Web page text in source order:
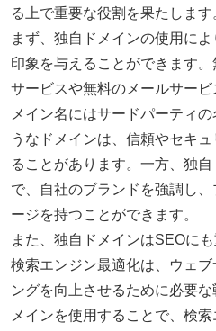
る上で重要な役割を果たします
まず、独自ドメインの使用に
印象を与えることができます
サービスや無料のメールサー
メイン名にはサードパーティ
うなドメインは、信頼やセキ
ることがあります。一方、独
で、自社のブランドを強調し
ージを持つことができます。
また、独自ドメインはSEOに
検索エンジン最適化は、ウェ
ングを向上させるために必要
メインを使用することで、検